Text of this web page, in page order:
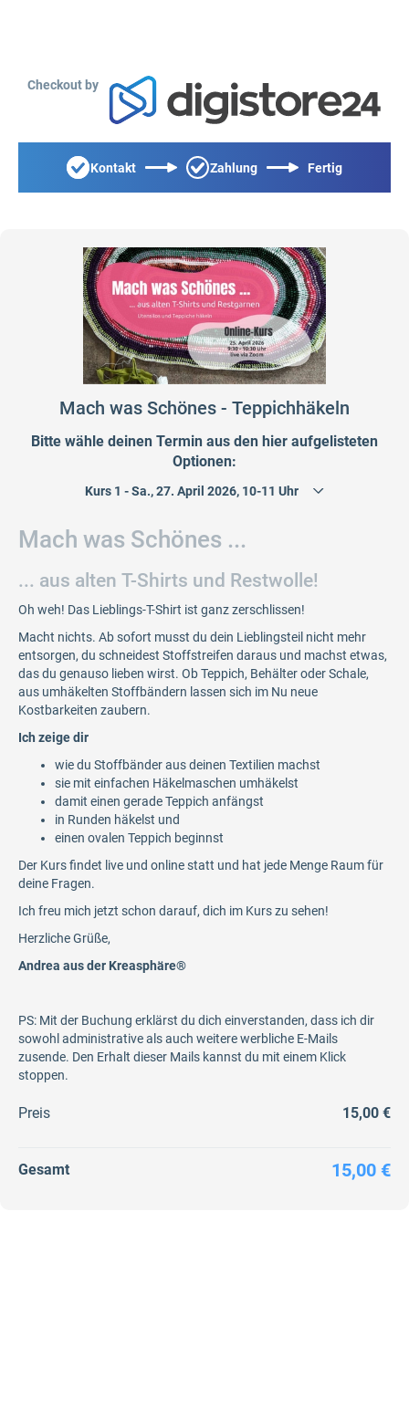
Checkout by
Kontakt Zahlung Fertig
Mach was Schönes - Teppichhäkeln
Bitte wähle deinen Termin aus den hier aufgelisteten
Optionen:
Mach was Schönes ...
... aus alten T-Shirts und Restwolle!
Oh weh! Das Lieblings-T-Shirt ist ganz zerschlissen!
Macht nichts. Ab sofort musst du dein Lieblingsteil nicht mehr
entsorgen, du schneidest Stoffstreifen daraus und machst etwas,
das du genauso lieben wirst. Ob Teppich, Behälter oder Schale,
aus umhäkelten Stoffbändern lassen sich im Nu neue
Kostbarkeiten zaubern.
Ich zeige dir
wie du Stoffbänder aus deinen Textilien machst
sie mit einfachen Häkelmaschen umhäkelst
damit einen gerade Teppich anfängst
in Runden häkelst und
einen ovalen Teppich beginnst
Der Kurs findet live und online statt und hat jede Menge Raum für
deine Fragen.
Ich freu mich jetzt schon darauf, dich im Kurs zu sehen!
Herzliche Grüße,
Andrea aus der Kreasphäre®
PS: Mit der Buchung erklärst du dich einverstanden, dass ich dir
sowohl administrative als auch weitere werbliche E-Mails
zusende. Den Erhalt dieser Mails kannst du mit einem Klick
stoppen.
Preis 15,00 €
Gesamt 15,00 €